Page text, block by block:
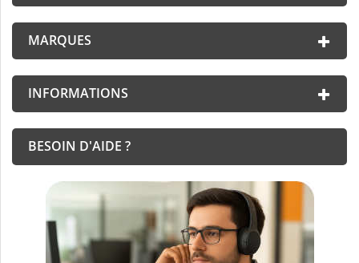
MARQUES
INFORMATIONS
BESOIN D'AIDE ?